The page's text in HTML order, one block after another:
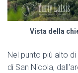
Vista della
Nel punto più alto
di San Nicola,